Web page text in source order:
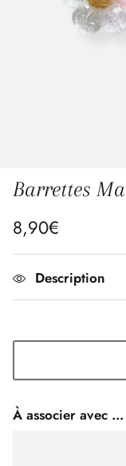
de cachemire,
décline chez
Barrettes
8,90€
Description
À associer avec ...